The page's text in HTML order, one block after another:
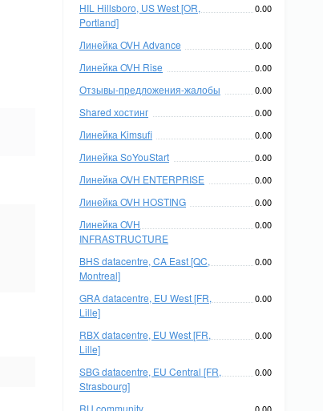
HIL Hillsboro, US West [OR,
Portland]
0.00
Линейка OVH Advance 0.00
Линейка OVH Rise 0.00
Отзывы-предложения-жалобы 0.00
Shared хостинг 0.00
Линейка Kimsufi 0.00
Линейка SoYouStart 0.00
Линейка OVH ENTERPRISE 0.00
Линейка OVH HOSTING 0.00
Линейка OVH
INFRASTRUCTURE
0.00
BHS datacentre, CA East [QC,
Montreal]
0.00
GRA datacentre, EU West [FR,
Lille]
0.00
RBX datacentre, EU West [FR,
Lille]
0.00
SBG datacentre, EU Central [FR,
Strasbourg]
0.00
RU community